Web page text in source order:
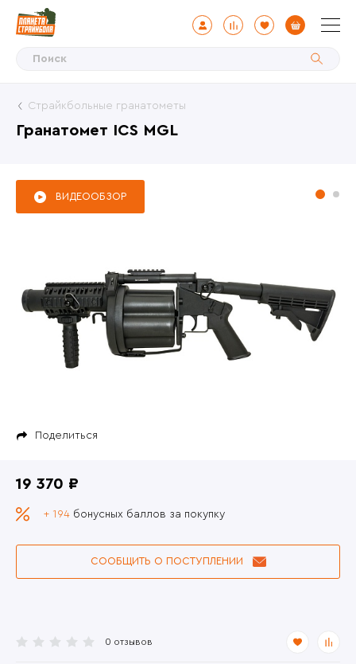
Гранатомет ICS MGL
Страйкбольные гранатометы
Поделиться
ВИДЕООБЗОР
0 отзывов
19 370 ₽
+ 194 бонусных баллов за покупку
СООБЩИТЬ О ПОСТУПЛЕНИИ